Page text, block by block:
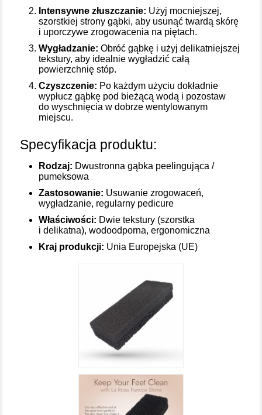
Intensywne złuszczanie: Użyj mocniejszej,
szorstkiej strony gąbki, aby usunąć twardą skórę
i uporczywe zrogowacenia na piętach.
Wygładzanie: Obróć gąbkę i użyj delikatniejszej
tekstury, aby idealnie wygładzić całą
powierzchnię stóp.
Czyszczenie: Po każdym użyciu dokładnie
wypłucz gąbkę pod bieżącą wodą i pozostaw
do wyschnięcia w dobrze wentylowanym
miejscu.
Specyfikacja produktu:
Rodzaj: Dwustronna gąbka peelingująca /
pumeksowa
Zastosowanie: Usuwanie zrogowaceń,
wygładzanie, regularny pedicure
Właściwości: Dwie tekstury (szorstka
i delikatna), wodoodporna, ergonomiczna
Kraj produkcji: Unia Europejska (UE)